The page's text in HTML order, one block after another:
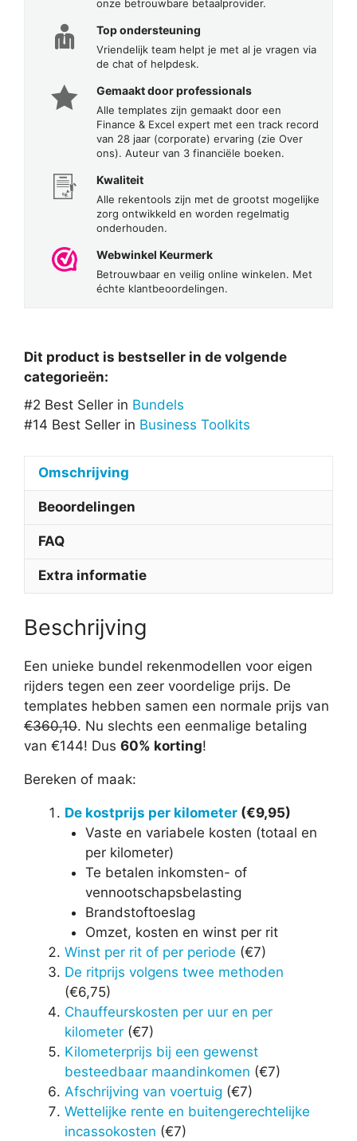
onze betrouwbare betaalprovider.
Top ondersteuning
Vriendelijk team helpt je met al je vragen via
de chat of helpdesk.
Gemaakt door professionals
Alle templates zijn gemaakt door een
Finance & Excel expert met een track record
van 28 jaar (corporate) ervaring (zie Over
ons). Auteur van 3 financiële boeken.
Kwaliteit
Alle rekentools zijn met de grootst mogelijke
zorg ontwikkeld en worden regelmatig
onderhouden.
Webwinkel Keurmerk
Betrouwbaar en veilig online winkelen. Met
échte klantbeoordelingen.
Dit product is bestseller in de volgende
categorieën:
#2 Best Seller in Bundels
#14 Best Seller in Business Toolkits
Omschrijving
Beoordelingen
FAQ
Extra informatie
Beschrijving
Een unieke bundel rekenmodellen voor eigen
rijders tegen een zeer voordelige prijs. De
templates hebben samen een normale prijs van
€360,10. Nu slechts een eenmalige betaling
van €144! Dus 60% korting!
Bereken of maak:
De kostprijs per kilometer (€9,95)
Vaste en variabele kosten (totaal en
per kilometer)
Te betalen inkomsten- of
vennootschapsbelasting
Brandstoftoeslag
Omzet, kosten en winst per rit
Winst per rit of per periode (€7)
De ritprijs volgens twee methoden
(€6,75)
Chauffeurskosten per uur en per
kilometer (€7)
Kilometerprijs bij een gewenst
besteedbaar maandinkomen (€7)
Afschrijving van voertuig (€7)
Wettelijke rente en buitengerechtelijke
incassokosten (€7)